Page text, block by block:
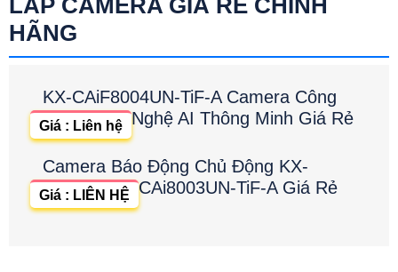
LẮP CAMERA GIÁ RẺ CHÍNH
HÃNG
KX-CAiF8004UN-TiF-A Camera Công
Nghệ AI Thông Minh Giá Rẻ
Giá : Liên hệ
Camera Báo Động Chủ Động KX-
CAi8003UN-TiF-A Giá Rẻ
Giá : LIÊN HỆ